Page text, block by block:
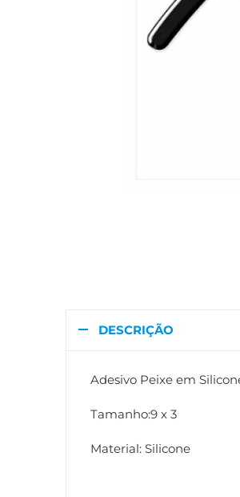
DESCRIÇÃO
Adesivo Peixe em
Tamanho:9 x 3
Material: Silicone